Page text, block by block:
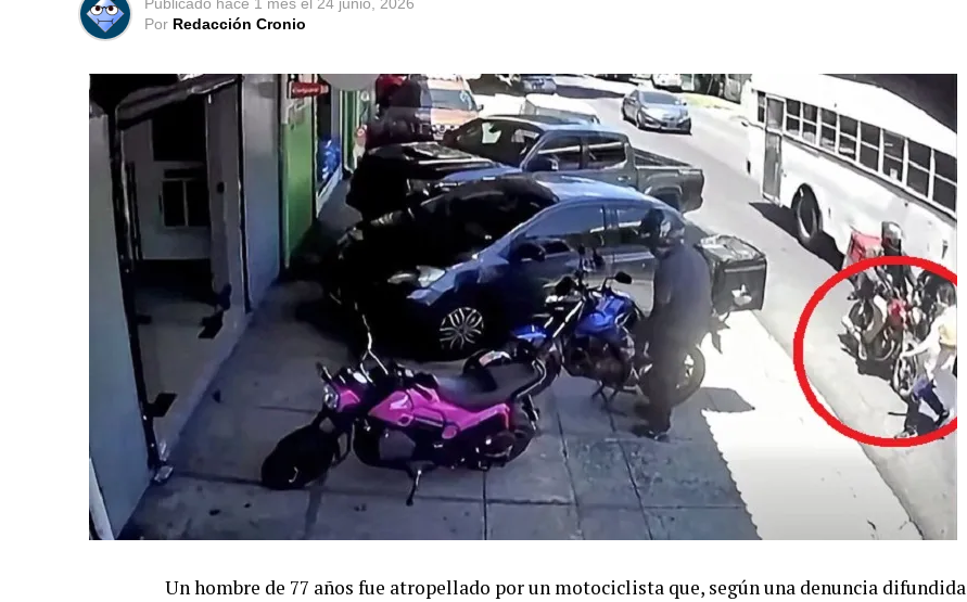
Publicado hace 1 mes el 24 junio, 2026
Por Redacción Cronio
Un hombre de 77 años fue atropellado por un motociclista que, según una denuncia difundida